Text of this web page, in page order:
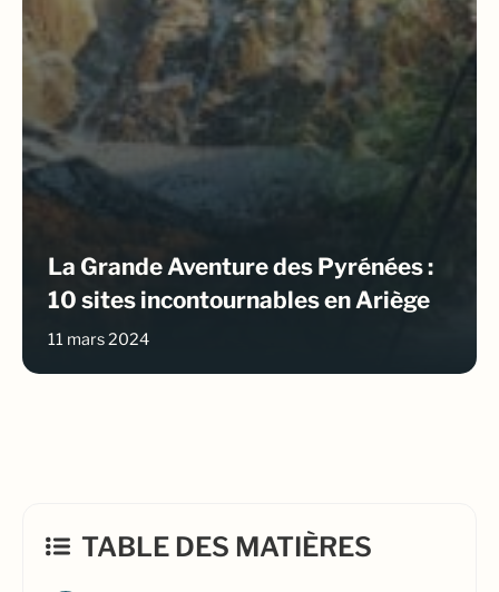
La Grande Aventure des Pyrénées :
10 sites incontournables en Ariège
11 mars 2024
TABLE DES MATIÈRES